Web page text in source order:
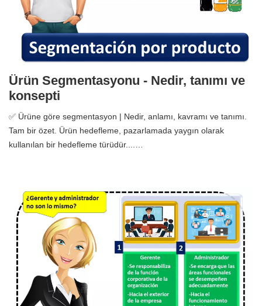
Ürün Segmentasyonu - Nedir, tanımı ve
konsepti
✅ Ürüne göre segmentasyon | Nedir, anlamı, kavramı ve tanımı.
Tam bir özet. Ürün hedefleme, pazarlamada yaygın olarak
kullanılan bir hedefleme türüdür....…